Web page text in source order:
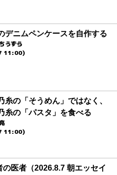
デニムペンケースを自作する
うずら
11:00)
糸の「そうめん」ではなく、
糸の「パスタ」を食べる
11:00)
の医者（2026.8.7 朝エッセイ